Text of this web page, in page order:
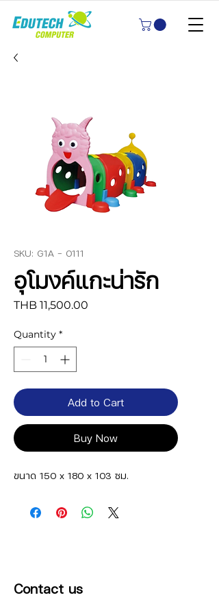
SKU: G1A - 0111
อุโมงค์แกะน่ารัก
THB 11,500.00
Quantity *
Add to Cart
Buy Now
ขนาด 150 x 180 x 103 ซม.
Contact us